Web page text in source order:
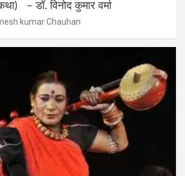
– डॉ. विनोद कुमार वर्मा
kumar Chauhan